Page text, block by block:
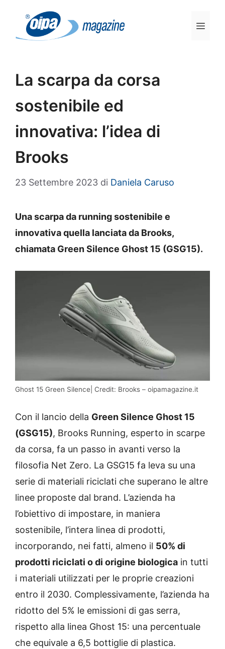
contenuto
La scarpa da corsa
sostenibile ed
innovativa: l’idea di
Brooks
23 Settembre 2023 di Daniela Caruso
Una scarpa da running sostenibile e
innovativa quella lanciata da Brooks,
chiamata Green Silence Ghost 15 (GSG15).
Ghost 15 Green Silence| Credit: Brooks – oipamagazine.it
Con il lancio della Green Silence Ghost 15
(GSG15), Brooks Running, esperto in scarpe
da corsa, fa un passo in avanti verso la
filosofia Net Zero. La GSG15 fa leva su una
serie di materiali riciclati che superano le altre
linee proposte dal brand. L’azienda ha
l’obiettivo di impostare, in maniera
sostenibile, l’intera linea di prodotti,
incorporando, nei fatti, almeno il 50% di
prodotti riciclati o di origine biologica in tutti
i materiali utilizzati per le proprie creazioni
entro il 2030. Complessivamente, l’azienda ha
ridotto del 5% le emissioni di gas serra,
rispetto alla linea Ghost 15: una percentuale
che equivale a 6,5 ​​bottiglie di plastica.